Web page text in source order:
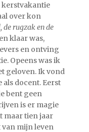
kerstvakantie
over kon
, de rugzakende
klaar was,
en ontving
Opeens was ik
geloven. Ik vond
docent. Eerst
bent geen
is er magie
maar tien jaar
van mijn leven